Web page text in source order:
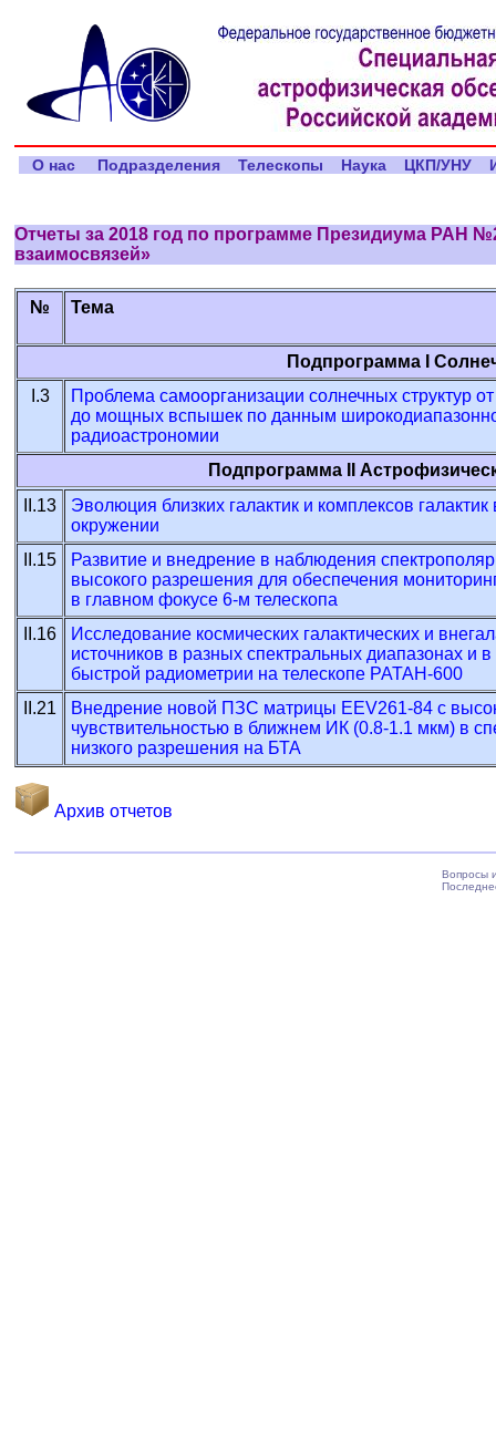
О нас Подразделения Телескопы Наука ЦКП/УНУ
Отчеты за 2018 год по программе Президиума РАН
взаимосвязей»
№ Тема
Подпрограмма I
I.3
Проблема самоорганизации солнечных структур
до мощных вспышек по данным
радиоастрономии
Подпрограмма II
II.13
Эволюция близких галактик и комплексов
окружении
II.15
Развитие и внедрение в наблюдения
высокого разрешения для обеспечения
в главном фокусе 6-м телескопа
II.16
Исследование космических галактических и
источников в разных спектральных диапазонах и
быстрой радиометрии на телескопе РАТАН-600
II.21
Внедрение новой ПЗС матрицы EEV261-84 с
чувствительностью в ближнем ИК (0.8-1.1 мкм) в
низкого разрешения на БТА
Архив отчетов
Вопросы